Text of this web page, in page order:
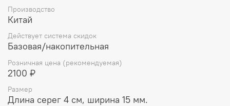
Производство
Китай
Действует система скидок
Базовая/накопительная
Розничная цена (рекомендуемая)
2100 ₽
Размер
Длина серег 4 см, ширина 15 мм.